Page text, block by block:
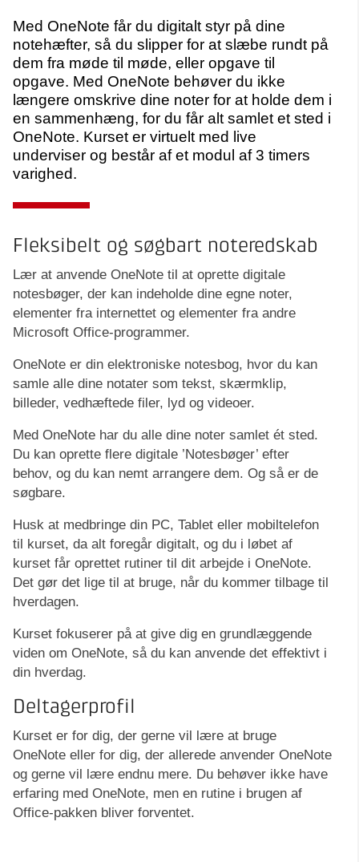
Med OneNote får du digitalt styr på dine
notehæfter, så du slipper for at slæbe rundt på
dem fra møde til møde, eller opgave til
opgave. Med OneNote behøver du ikke
længere omskrive dine noter for at holde dem i
en sammenhæng, for du får alt samlet et sted i
OneNote. Kurset er virtuelt med live
underviser og består af et modul af 3 timers
varighed.
Fleksibelt og søgbart noteredskab
Lær at anvende OneNote til at oprette digitale
notesbøger, der kan indeholde dine egne noter,
elementer fra internettet og elementer fra andre
Microsoft Office-programmer.
OneNote er din elektroniske notesbog, hvor du kan
samle alle dine notater som tekst, skærmklip,
billeder, vedhæftede filer, lyd og videoer.
Med OneNote har du alle dine noter samlet ét sted.
Du kan oprette flere digitale ’Notesbøger’ efter
behov, og du kan nemt arrangere dem. Og så er de
søgbare.
Husk at medbringe din PC, Tablet eller mobiltelefon
til kurset, da alt foregår digitalt, og du i løbet af
kurset får oprettet rutiner til dit arbejde i OneNote.
Det gør det lige til at bruge, når du kommer tilbage til
hverdagen.
Kurset fokuserer på at give dig en grundlæggende
viden om OneNote, så du kan anvende det effektivt i
din hverdag.
Deltagerprofil
Kurset er for dig, der gerne vil lære at bruge
OneNote eller for dig, der allerede anvender OneNote
og gerne vil lære endnu mere. Du behøver ikke have
erfaring med OneNote, men en rutine i brugen af
Office-pakken bliver forventet.